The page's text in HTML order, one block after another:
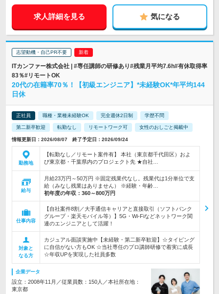
求人詳細を見る 気になる
志望動機・自己PR不要
ITカンファー株式会社 | #専任講師の研修あり#残業月平均7.6h#有休取得率
83％#リモートOK
20代の在籍率70％！【初級エンジニア】*未経験OK*年平均144
日休
正社員 職種・業種未経験OK 完全週休2日制 学歴不問
第二新卒歓迎 転勤なし リモートワーク可 女性のおしごと掲載中
情報更新日：2026/08/07 終了予定日：2026/09/24
勤務地
【転勤なし／リモート案件有】 本社（東京都千代田区）およ
び東京都・千葉県内のプロジェクト先 ★自社…
給与
月給23万円～50万円 ※固定残業代なし。残業代は1分単位で支
給（みなし残業はありません） ※経験・年齢…
初年度の年収： 360～800万円
仕事内容
【自社案件8割／大手通信キャリアと直接取引（ソフトバンク
グループ・楽天モバイル等）】5G・Wi-Fiなどネットワーク関
連のエンジニアとして活躍！
対象と
なる方
カジュアル面談実施中【未経験・第二新卒歓迎】☆タイピング
に自信がない方もOK ☆当社専任のプロ講師研修で着実に成長
☆年収UPを実現した社員多数
企業データ
設立：2008年11月／従業員数：150人／本社所在地：
東京都